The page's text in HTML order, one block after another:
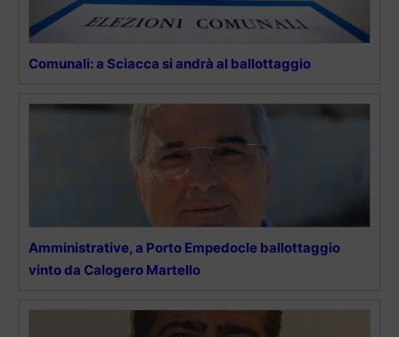
Comunali: a Sciacca si andrà al ballottaggio
Amministrative, a Porto Empedocle ballottaggio
vinto da Calogero Martello